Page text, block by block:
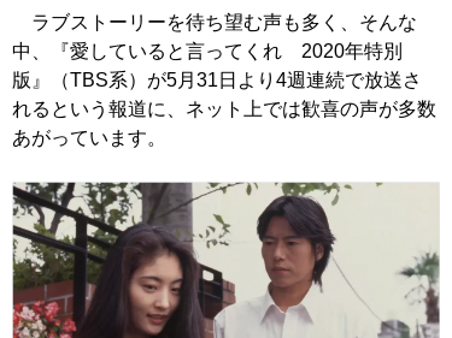
ラブストーリーを待ち望む声も多く、そんな
中、『愛していると言ってくれ 2020年特別
版』（TBS系）が5月31日より4週連続で放送さ
れるという報道に、ネット上では歓喜の声が多数
あがっています。